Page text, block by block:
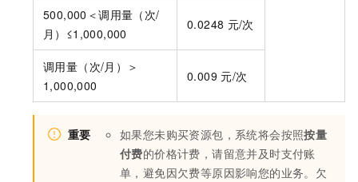
500,000＜调用量（次/
月）≤1,000,000
0.0248 元/次
调用量（次/月）＞
1,000,000
0.009 元/次
重要 如果您未购买资源包，系统将会按照按量
付费的价格计费，请留意并及时支付账
单，避免因欠费等原因影响您的业务。欠